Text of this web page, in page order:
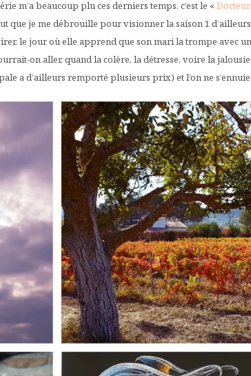
m’a beaucoup plu ces derniers temps, c’est le «
que je me débrouille pour visionner la saison 1
le jour où elle apprend que son mari la trompe avec
on aller, quand la colère, la détresse, voire la
a d’ailleurs remporté plusieurs prix) et l’on ne